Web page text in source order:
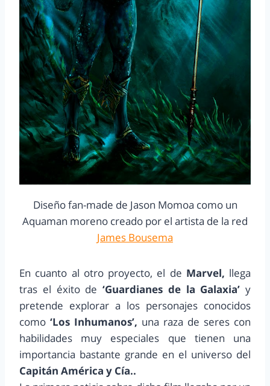
Diseño fan-made de Jason Momoa como un
Aquaman moreno creado por el artista de la red
James Bousema
En cuanto al otro proyecto, el de Marvel, llega
tras el éxito de ‘Guardianes de la Galaxia’ y
pretende explorar a los personajes conocidos
como ‘Los Inhumanos’, una raza de seres con
habilidades muy especiales que tienen una
importancia bastante grande en el universo del
Capitán América y Cía..